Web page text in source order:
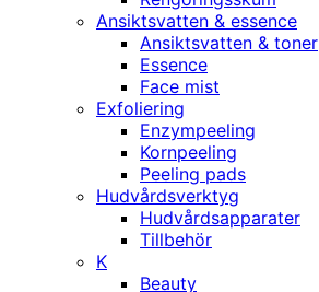
Ansiktsvatten & essence
Ansiktsvatten & toner
Essence
Face mist
Exfoliering
Enzympeeling
Kornpeeling
Peeling pads
Hudvårdsverktyg
Hudvårdsapparater
Tillbehör
K
Beauty